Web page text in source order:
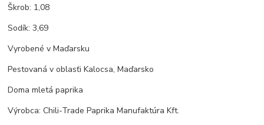
Škrob: 1,08
Sodík: 3,69
Vyrobené v Maďarsku
Pestovaná v oblasťi Kalocsa, Maďarsko
Doma mletá paprika
Výrobca: Chili-Trade Paprika Manufaktúra Kft.